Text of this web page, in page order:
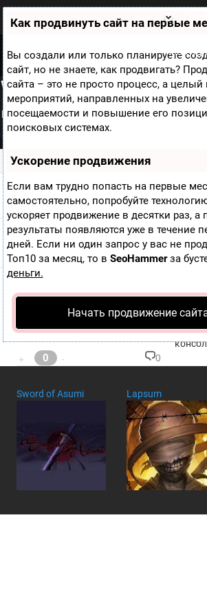
Как продвинуть сайт на первые
Вы создали или только планируете
сайт, но не знаете, как продвигать?
сайта – это не просто процесс, а
мероприятий, направленных на
посещаемости и повышение его
поисковых системах.
Ускорение продвижения
Если вам трудно попасть на первые
самостоятельно, попробуйте
ускоряет продвижение в десятки раз, а
результаты появляются уже в течение
дней. Если ни один запрос у вас не
Топ10 за месяц, то в SeoHammerза
деньги.
Начать продвижение
Zobra.ru - Игровое сообщество -
все о играх
П
ф
ор
м
ы
Мини
What Remains of
Новости Скриншоты Видео Арт В
Zobra.ru»Игры» What Remains of Edith
ВИДЕО WHAT REMAINS OF
Добавить пост Напиши оWhat Remains of
И вот
+ 0 -
К
м
ен
та
ри
ев
:
0
Sword of Asumi Lapsum